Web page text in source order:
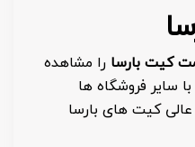
کیت بارسا را مشاهده
سایر فروشگاه ها
کیت های بارسا